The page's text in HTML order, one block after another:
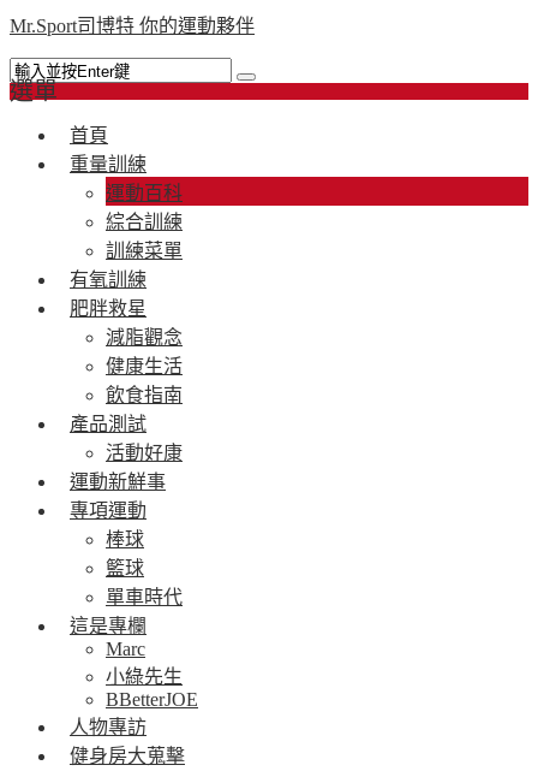
Mr.Sport司博特 你的運動夥伴
選單
首頁
重量訓練
運動百科
綜合訓練
訓練菜單
有氧訓練
肥胖救星
減脂觀念
健康生活
飲食指南
產品測試
活動好康
運動新鮮事
專項運動
棒球
籃球
單車時代
這是專欄
Marc
小綠先生
BBetterJOE
人物專訪
健身房大蒐擊